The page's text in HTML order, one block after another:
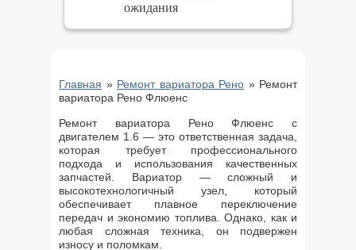
ожидания
Главная » Ремонт вариатора Рено » Ремонт
вариатора Рено Флюенс
Ремонт вариатора Рено Флюенс с
двигателем 1.6 — это ответственная задача,
которая требует профессионального
подхода и использования качественных
запчастей. Вариатор — сложный и
высокотехнологичный узел, который
обеспечивает плавное переключение
передач и экономию топлива. Однако, как и
любая сложная техника, он подвержен
износу и поломкам.